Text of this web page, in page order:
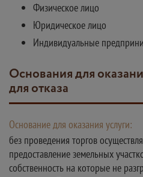
Физическое лицо
Юридическое лицо
Индивидуальные
Основания для оказания услуги, основания
для отказа
Основание для оказания услуги:
без проведения торгов
предоставление земельных
собственность на которые не